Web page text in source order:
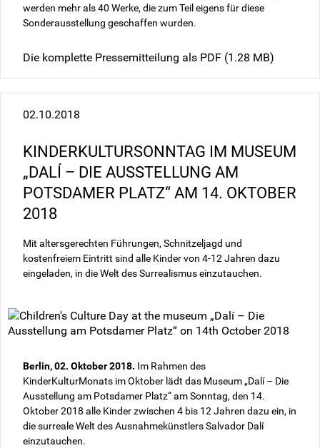
werden mehr als 40 Werke, die zum Teil eigens für diese
Sonderausstellung geschaffen wurden.
Die komplette Pressemitteilung als PDF (1.28 MB)
02.10.2018
KINDERKULTURSONNTAG IM MUSEUM
„DALÍ – DIE AUSSTELLUNG AM
POTSDAMER PLATZ“ AM 14. OKTOBER
2018
Mit altersgerechten Führungen, Schnitzeljagd und
kostenfreiem Eintritt sind alle Kinder von 4-12 Jahren dazu
eingeladen, in die Welt des Surrealismus einzutauchen.
Berlin, 02. Oktober 2018. Im Rahmen des
KinderKulturMonats im Oktober lädt das Museum „Dalí – Die
Ausstellung am Potsdamer Platz“ am Sonntag, den 14.
Oktober 2018 alle Kinder zwischen 4 bis 12 Jahren dazu ein, in
die surreale Welt des Ausnahmekünstlers Salvador Dalí
einzutauchen.